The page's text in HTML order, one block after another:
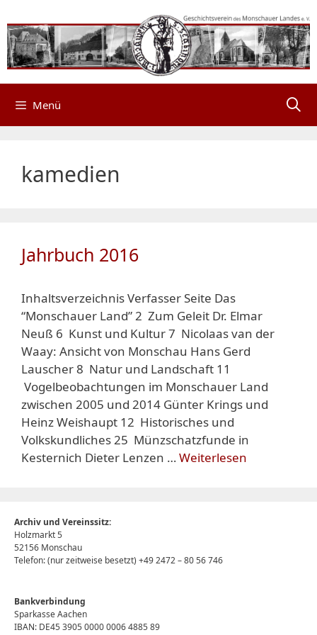
Inhalt
springen
Menü
kamedien
Jahrbuch 2016
Inhaltsverzeichnis Verfasser Seite Das
“Monschauer Land” 2 Zum Geleit Dr. Elmar
Neuß 6 Kunst und Kultur 7 Nicolaas van der
Waay: Ansicht von Monschau Hans Gerd
Lauscher 8 Natur und Landschaft 11
Vogelbeobachtungen im Monschauer Land
zwischen 2005 und 2014 Günter Krings und
Heinz Weishaupt 12 Historisches und
Volkskundliches 25 Münzschatzfunde in
Kesternich Dieter Lenzen …Weiterlesen
Archiv und Vereinssitz:
Holzmarkt 5
52156 Monschau
Telefon: (nur zeitweise besetzt) +49 2472 – 80 56 746
Bankverbindung
Sparkasse Aachen
IBAN: DE45 3905 0000 0006 4885 89